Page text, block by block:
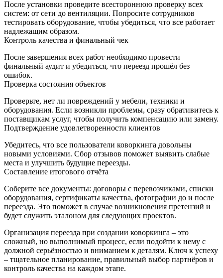
После установки проведите всестороннюю проверку всех
систем: от сети до вентиляции. Попросите сотрудников
тестировать оборудование, чтобы убедиться, что все работает
надлежащим образом.
Контроль качества и финальный чек
После завершения всех работ необходимо провести
финальный аудит и убедиться, что переезд прошёл без
ошибок.
Проверка состояния объектов
Проверьте, нет ли повреждений у мебели, техники и
оборудования. Если возникли проблемы, сразу обративитесь к
поставщикам услуг, чтобы получить компенсацию или замену.
Подтверждение удовлетворенности клиентов
Убедитесь, что все пользователи коворкинга довольны
новыми условиями. Сбор отзывов поможет выявить слабые
места и улучшить будущие переезды.
Составление итогового отчёта
Соберите все документы: договоры с перевозчиками, списки
оборудования, сертификаты качества, фотографии до и после
переезда. Это поможет в случае возникновения претензий и
будет служить эталоном для следующих проектов.
Организация переезда при создании коворкинга – это
сложный, но выполнимый процесс, если подойти к нему с
должной серьёзностью и вниманием к деталям. Ключ к успеху
– тщательное планирование, правильный выбор партнёров и
контроль качества на каждом этапе.